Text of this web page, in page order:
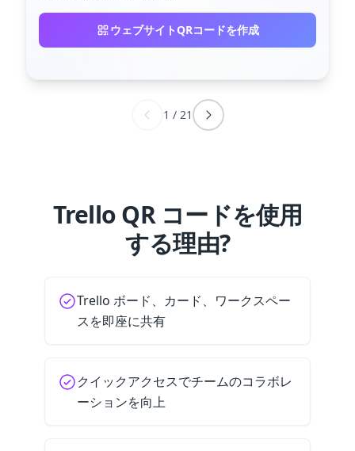
ウェブサイトQRコードを作成
1 / 21
Trello QR コードを使用
する理由?
Trello ボード、カード、ワークスペー
スを即座に共有
クイックアクセスでチームのコラボレ
ーションを向上